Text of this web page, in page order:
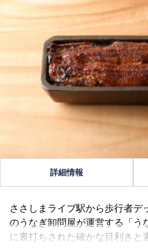
詳細情報
ささしまライブ駅から歩行者デ
のうなぎ卸問屋が運営する「う
に裏打ちされた確かな目利きと